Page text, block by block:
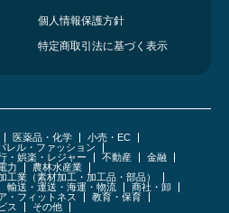
個人情報保護方針
特定商取引法に基づく表示
医薬品・化学
小売・EC
レル・ファッション
・娯楽・レジャー 不動産
金融
力
農林水産業
工業（素材加工・加工品・部品）
輸送・運送・海運・物流
商社・卸
・フィットネス
教育・保育
ス その他